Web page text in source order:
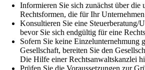
Informieren Sie sich zunächst über die
Rechtsformen, die für Ihr
Konsultieren Sie eine Steuerberatung/
bevor Sie sich endgültig für eine
Sofern Sie keine Einzelunternehmung
Gesellschaft, bereiten Sie den
Die Hilfe einer Rechtsanwaltskanzlei
Prüfen Sie die Voraussetzungen zur